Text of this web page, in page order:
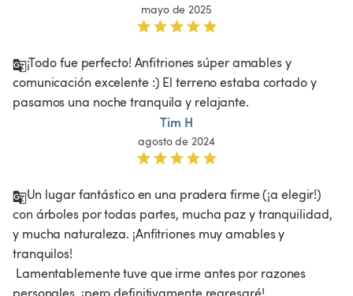
mayo de 2025
¡Todo fue perfecto! Anfitriones súper amables y
comunicación excelente :) El terreno estaba cortado y
pasamos una noche tranquila y relajante.
Tim H
agosto de 2024
Un lugar fantástico en una pradera firme (¡a elegir!)
con árboles por todas partes, mucha paz y tranquilidad,
y mucha naturaleza. ¡Anfitriones muy amables y
tranquilos!